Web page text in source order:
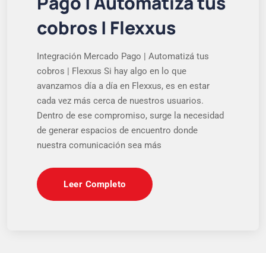
cobros | Flexxus
Integración Mercado Pago | Automatizá tus
cobros | Flexxus Si hay algo en lo que
avanzamos día a día en Flexxus, es en estar
cada vez más cerca de nuestros usuarios.
Dentro de ese compromiso, surge la necesidad
de generar espacios de encuentro donde
nuestra comunicación sea más
Leer Completo